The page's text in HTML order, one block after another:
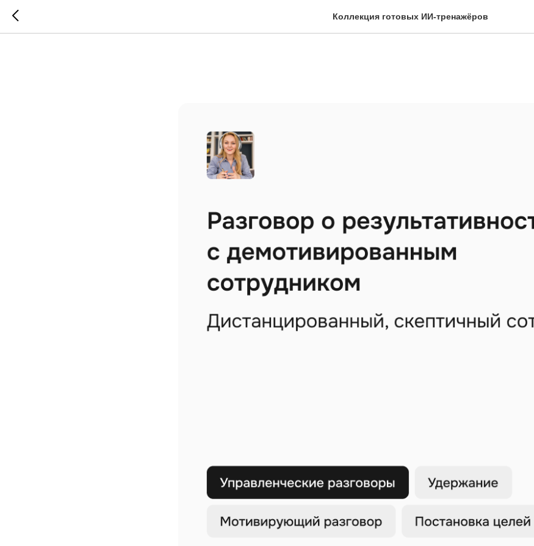
Коллекция готовых ИИ-тренажёров